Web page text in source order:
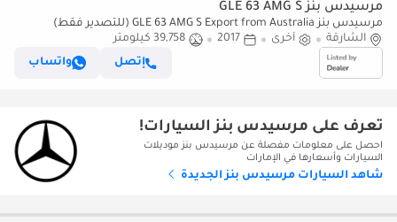
مرسيدس بنز GLE 63 AMG S
مرسيدس بنز GLE 63 AMG S Export from Australia (للتصدير فقط)
الشارقة
أخرى 2017
39,758 كيلومتر
إتصل
واتساب
تعرف على مرسيدس بنز السيارات!
احصل على معلومات مفصلة عن مرسيدس بنز موديلات
السيارات وأسعارها في الإمارات
شاهد السيارات مرسيدس بنز الجديدة